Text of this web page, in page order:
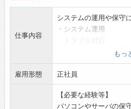
仕事内容
システムの運用や保守
・システム運用
変更範囲:変更なし
もっ
雇用形態 正社員
【必要な経験等】
パソコンやサーバの保